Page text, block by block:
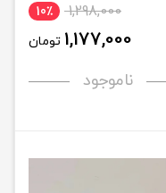
1,298,000 10٪
1,177,000 تومان
ناموجود